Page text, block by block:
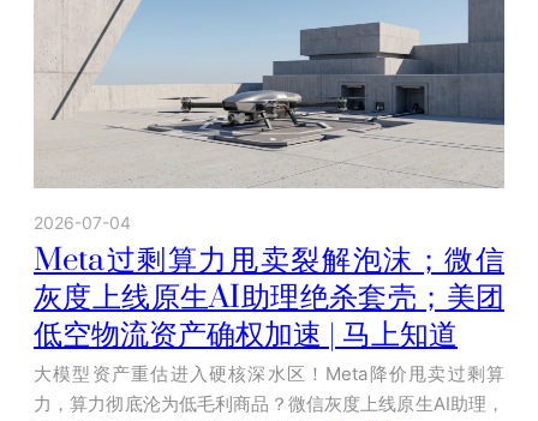
2026-07-04
Meta过剩算力甩卖裂解泡沫；微信
灰度上线原生AI助理绝杀套壳；美团
低空物流资产确权加速 | 马上知道
大模型资产重估进入硬核深水区！Meta降价甩卖过剩算
力，算力彻底沦为低毛利商品？微信灰度上线原生AI助理，